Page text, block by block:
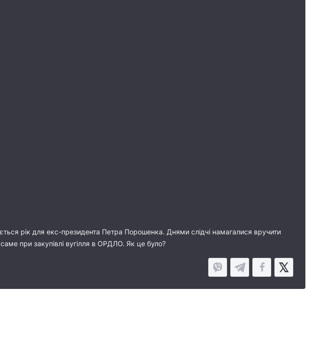
рік для екс-президента Петра Порошенка. Днями слідчі намагалися вручити
при закупівлі вугілля в ОРДЛО. Як це було?